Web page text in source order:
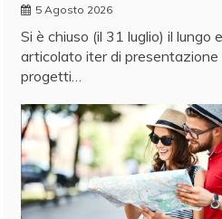
5 Agosto 2026
Si è chiuso (il 31 luglio) il lungo e
articolato iter di presentazione
progetti…